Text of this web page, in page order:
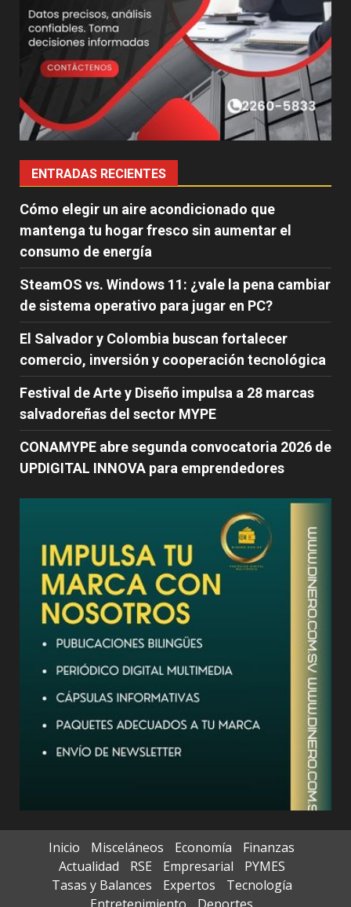
ENTRADAS RECIENTES
Cómo elegir un aire acondicionado que
mantenga tu hogar fresco sin aumentar el
consumo de energía
SteamOS vs. Windows 11: ¿vale la pena cambiar
de sistema operativo para jugar en PC?
El Salvador y Colombia buscan fortalecer
comercio, inversión y cooperación tecnológica
Festival de Arte y Diseño impulsa a 28 marcas
salvadoreñas del sector MYPE
CONAMYPE abre segunda convocatoria 2026 de
UPDIGITAL INNOVA para emprendedores
Inicio Misceláneos Economía
Finanzas
Actualidad
RSE Empresarial
PYMES
Tasas y Balances
Expertos
Tecnología